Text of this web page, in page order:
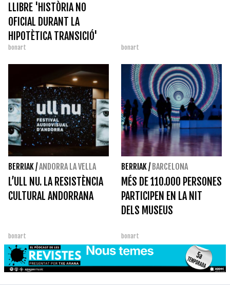
LLIBRE 'HISTÒRIA NO
OFICIAL DURANT LA
HIPOTÈTICA TRANSICIÓ'
bonart bonart
BERRIAK/ANDORRA LA VELLA
L’ULL NU. LA RESISTÈNCIA
CULTURAL ANDORRANA
bonart
BERRIAK/ BARCELONA
MÉS DE 110.000 PERSONES
PARTICIPEN EN LA NIT
DELS MUSEUS
bonart